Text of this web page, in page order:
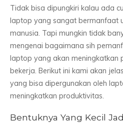
Tidak bisa dipungkiri kalau ada
laptop yang sangat bermanfaat
manusia. Tapi mungkin tidak
mengenai bagaimana sih
laptop yang akan meningkatkan
bekerja. Berikut ini kami akan
yang bisa dipergunakan oleh
meningkatkan produktivitas.
Bentuknya Yang Kecil